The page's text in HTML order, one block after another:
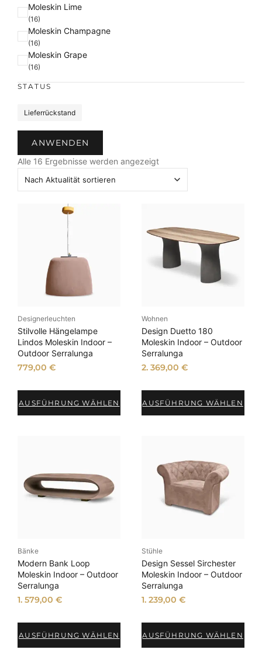
Moleskin Lime
(16)
Moleskin Champagne
(16)
Moleskin Grape
(16)
STATUS
u
Lieferrückstand
ANWENDEN
Alle 16 Ergebnisse werden angezeigtN
t
u
ä
t
s
o
r
i
e
r
Designerleuchten
Stilvolle Hängelampe
Lindos Moleskin Indoor –
Outdoor Serralunga
779,00€
AUSFÜHRUNG WÄHLEN
Wohnen
Design Duetto 180
Moleskin Indoor – Outdoor
Serralunga
2. 369,00 €
AUSFÜHRUNG WÄHLEN
Bänke
Modern Bank Loop
Moleskin Indoor – Outdoor
Serralunga
1. 579,00€
AUSFÜHRUNG WÄHLEN
Stühle
Design Sessel Sirchester
Moleskin Indoor – Outdoor
Serralunga
1. 239,00 €
AUSFÜHRUNG WÄHLEN